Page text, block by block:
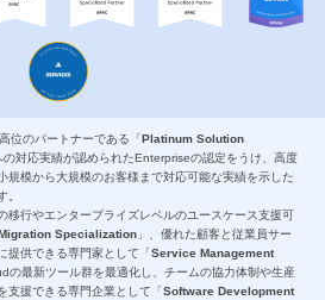
位のパートナーである「Platinum Solution
の対応実績が認められたEnterpriseの認定をうけ、高度
規模から大規模のお客様まで対応可能な実績を示した
。
移行やエンタープライズレベルのユースケース支援可
Specialization 」、優れた顧客と従業員サー
提供できる専門家として「Service Management
の最新ツール群を最適化し、チームの協力体制や生産
支援できる専門企業として「Software Development